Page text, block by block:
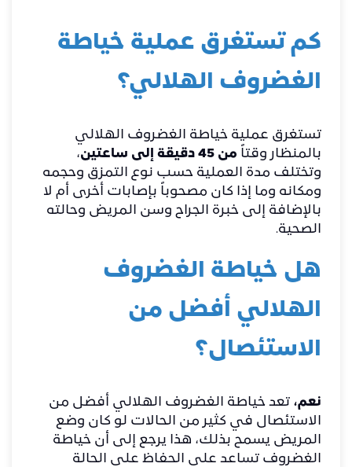
كم تستغرق عملية خياطة
الغضروف الهلالي؟
تستغرق عملية خياطة الغضروف الهلالي
بالمنظار وقتاً من 45 دقيقة إلى ساعتين
،
وتختلف مدة العملية حسب نوع التمزق وحجمه
ومكانه وما إذا كان مصحوباً بإصابات أخرى أم لا
بالإضافة إلى خبرة الجراح وسن المريض وحالته
الصحية.
هل خياطة الغضروف
الهلالي أفضل من
الاستئصال؟
نعم، تعد خياطة الغضروف الهلالي أفضل من
الاستئصال في كثير من الحالات لو كان وضع
المريض يسمح بذلك، هذا يرجع إلى أن خياطة
الغضروف تساعد على الحفاظ على الحالة